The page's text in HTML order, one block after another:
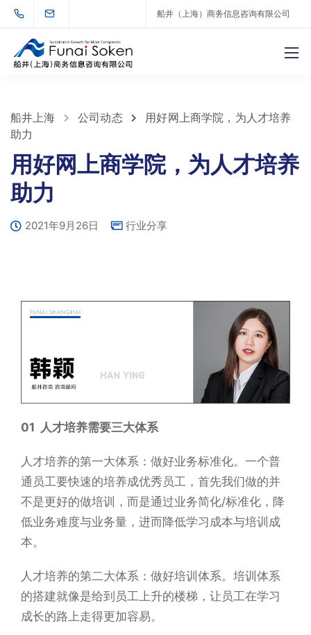
船井（上海）商务信息咨询有限公司
船井上海 公司动态
用好网上商学院，为人才培养
助力
用好网上商学院，为人才培养
助力
2021年9月26日 行业分享
01 人才培养需要三大体系
人才培养的第一大体系：做好业务标准化。一个普
通员工要快速的培养成优秀员工，首先我们做的并
不是更好的做培训，而是通过业务简化/标准化，降
低业务难度与业务量，进而降低学习成本与培训成
本。
人才培养的第二大体系：做好培训体系。培训体系
的搭建就像是给到员工上升的楼梯，让员工在学习
成长的路上走得更加容易。